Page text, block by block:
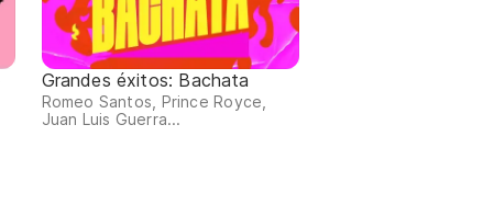
Grandes éxitos: Bachata
Romeo Santos, Prince Royce,
Juan Luis Guerra...